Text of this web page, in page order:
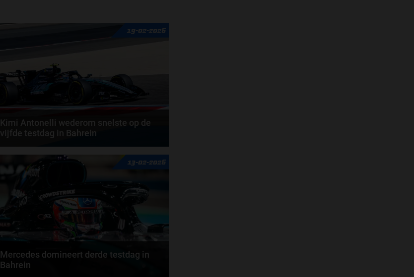
19-02-2026
Kimi Antonelli wederom snelste op de
vijfde testdag in Bahrein
Mercedes-coureur Andrea Kimi Antonelli heeft
donderdag de snelste tijd van de wintertest in
Bahrein...
13-02-2026
Mercedes domineert derde testdag in
Bahrein